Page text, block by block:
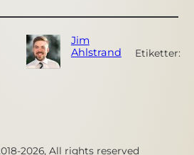
Jim
Ahlstrand
Etiketter:
2026, All rights reserved